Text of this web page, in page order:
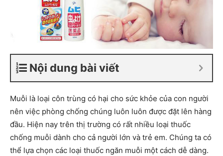
Nội dung bài viết
Muỗi là loại côn trùng có hại cho sức khỏe của con người
nên việc phòng chống chúng luôn luôn được đặt lên hàng
đầu. Hiện nay trên thị trường có rất nhiều loại thuốc
chống muỗi dành cho cả người lớn và trẻ em. Chúng ta có
thể lựa chọn các loại thuốc ngăn muỗi một cách dễ dàng.